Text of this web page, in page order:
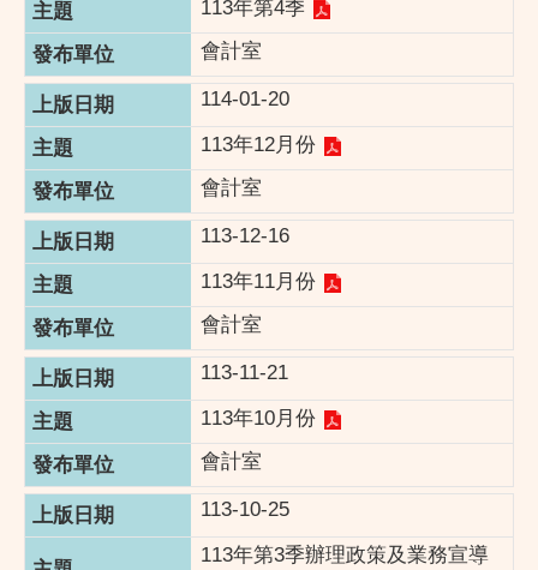
113年第4季
會計室
114-01-20
113年12月份
會計室
113-12-16
113年11月份
會計室
113-11-21
113年10月份
會計室
113-10-25
113年第3季辦理政策及業務宣導